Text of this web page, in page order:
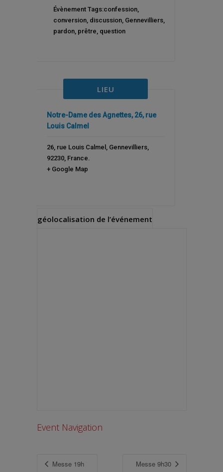
Évènement Tags:confession,
conversion, discussion, Gennevilliers,
pardon, prêtre question
LIEU
Notre-Dame des Agnettes, 26, rue
Louis Calmel
26, rue Louis Calmel, Gennevilliers,
92230, France
+ Google Map
géolocalisation de l’événement
Event Navigation
Messe 19h Messe 9h30